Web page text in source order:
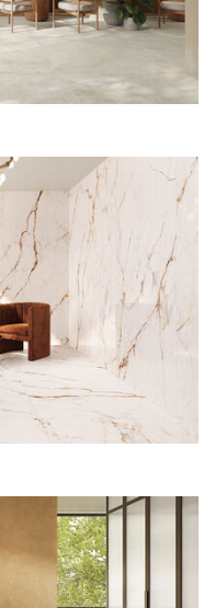
Mehr erfahren
Mehr erfahren